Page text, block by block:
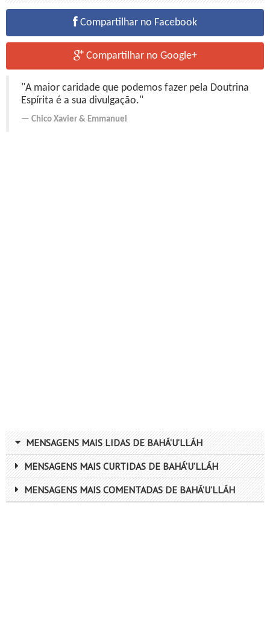
Compartilhar no Facebook
Compartilhar no Google+
"A maior caridade que podemos fazer pela Doutrina
Espírita é a sua divulgação."
Chico Xavier & Emmanuel
MENSAGENS MAIS LIDAS DE BAHÁ’U’LLÁH
MENSAGENS MAIS CURTIDAS DE BAHÁ’U’LLÁH
MENSAGENS MAIS COMENTADAS DE BAHÁ’U’LLÁH